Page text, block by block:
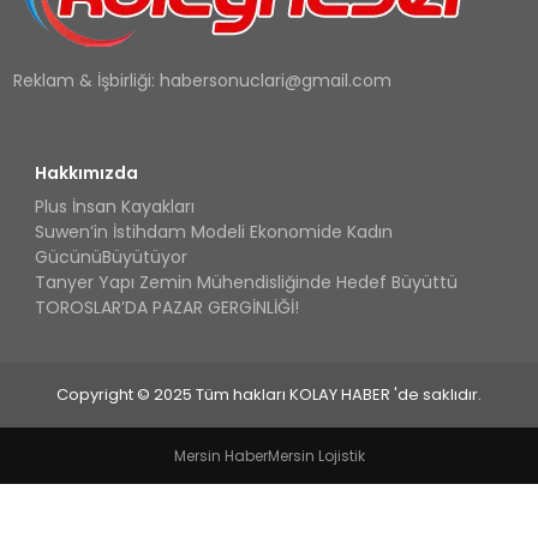
Reklam & İşbirliği: habersonuclari@gmail.com
Hakkımızda
Plus İnsan Kayakları
Suwen’in İstihdam Modeli Ekonomide Kadın
GücünüBüyütüyor
Tanyer Yapı Zemin Mühendisliğinde Hedef Büyüttü
TOROSLAR’DA PAZAR GERGİNLİĞİ!
Copyright © 2025 Tüm hakları KOLAY HABER 'de saklıdır.
Mersin HaberMersin Lojistik